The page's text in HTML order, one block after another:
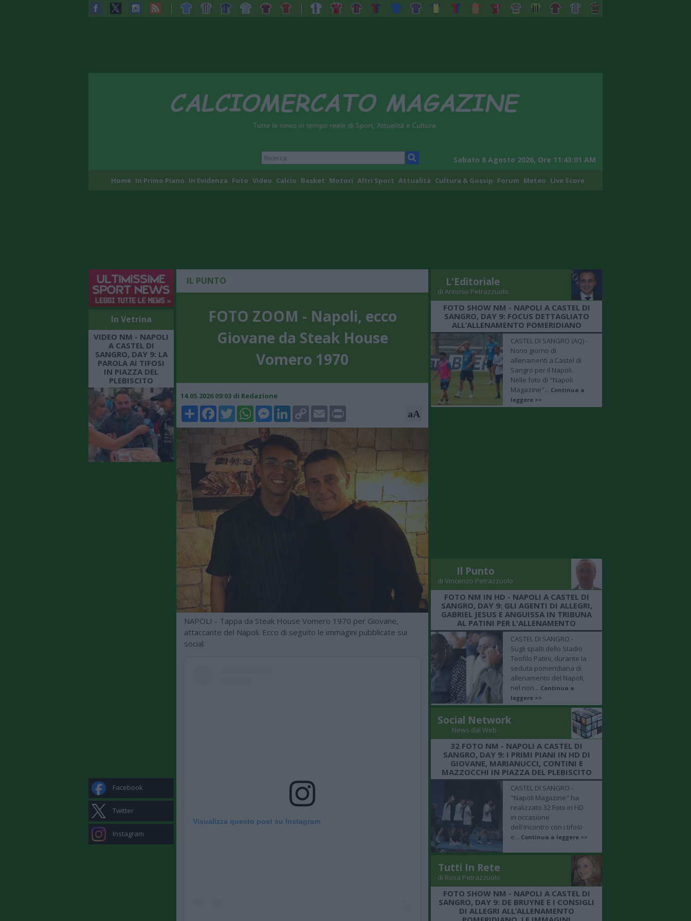
Sabato 8 Agosto 2026, Ore 11:43:02 AM
Home In Primo Piano In Evidenza Foto Video Calcio Basket Motori Altri Sport Attualità Cultura & Gossip Forum Meteo Live Score
In Vetrina
VIDEO NM - NAPOLI
A CASTEL DI
SANGRO, DAY 9: LA
PAROLA AI TIFOSI
IN PIAZZA DEL
PLEBISCITO
Facebook
Twitter
Instagram
IL PUNTO
FOTO ZOOM - Napoli, ecco
Giovane da Steak House
Vomero 1970
14.05.2026 09:03 di Redazione
ShareFacebookTwitterWhatsAppMessenger
LinkedIn
Copy
Link
Email Print aA
NAPOLI - Tappa da Steak House Vomero 1970 per Giovane,
attaccante del Napoli. Ecco di seguito le immagini pubblicate sui
social.
Visualizza questo post su Instagram
L'Editoriale
di Antonio Petrazzuolo
FOTO SHOW NM - NAPOLI A CASTEL DI
SANGRO, DAY 9: FOCUS DETTAGLIATO
ALL’ALLENAMENTO POMERIDIANO
CASTEL DI SANGRO (AQ) -
Nono giorno di
allenamenti a Castel di
Sangro per il Napoli.
Nelle foto di "Napoli
Magazine"... Continua a
leggere >>
Il Punto
di Vincenzo Petrazzuolo
FOTO NM IN HD - NAPOLI A CASTEL DI
SANGRO, DAY 9: GLI AGENTI DI ALLEGRI,
GABRIEL JESUS E ANGUISSA IN TRIBUNA
AL PATINI PER L'ALLENAMENTO
CASTEL DI SANGRO -
Sugli spalti dello Stadio
Teofilo Patini, durante la
seduta pomeridiana di
allenamento del Napoli,
nel non... Continua a
leggere >>
Social Network
News dal Web
32 FOTO NM - NAPOLI A CASTEL DI
SANGRO, DAY 9: I PRIMI PIANI IN HD DI
GIOVANE, MARIANUCCI, CONTINI E
MAZZOCCHI IN PIAZZA DEL PLEBISCITO
CASTEL DI SANGRO -
"Napoli Magazine" ha
realizzato 32 Foto in HD
in occasione
dell'incontro con i tifosi
e... Continua a leggere >>
Tutti In Rete
di Rosa Petrazzuolo
FOTO SHOW NM - NAPOLI A CASTEL DI
SANGRO, DAY 9: DE BRUYNE E I CONSIGLI
DI ALLEGRI ALL’ALLENAMENTO